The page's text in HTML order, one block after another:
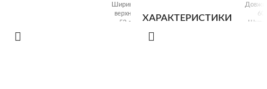
Ширина
верхня:
52 см
ХАРАКТЕРИСТИКИ
60